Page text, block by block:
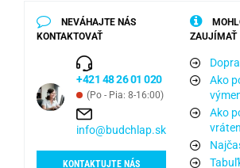
NEVÁHAJTE NÁS
KONTAKTOVAŤ
+421 48 26 01 020
(Po - Pia: 8-16:00)
info@budchlap.sk
KONTAKTUJTE NÁS
ZAUJÍMAŤ
Ako
Ako